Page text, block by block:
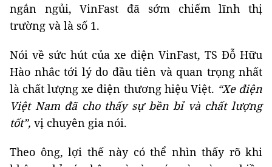
ngắn ngủi, VinFast đã sớm chiếm lĩnh thị
trường và là số 1.
Nói về sức hút của xe điện VinFast, TS Đỗ Hữu
Hào nhắc tới lý do đầu tiên và quan trọng nhất
là chất lượng xe điện thương hiệu Việt. “Xe điện
Việt Nam đã cho thấy sự bền bỉ và chất lượng
tốt”, vị chuyên gia nói.
Theo ông, lợi thế này có thể nhìn thấy rõ khi